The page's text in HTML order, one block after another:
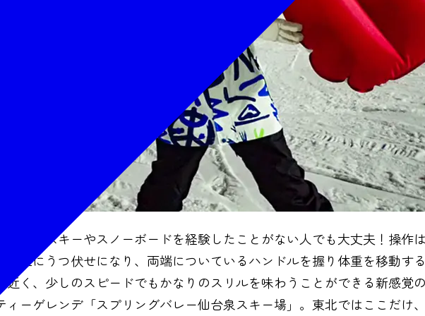
は、スキーやスノーボードを経験したことがない人でも大丈夫！操作
上にうつ伏せになり、両端についているハンドルを握り体重を移動す
く、少しのスピードでもかなりのスリルを味わうことができる新感覚
ーゲレンデ「スプリングバレー仙台泉スキー場」。東北ではここだけ